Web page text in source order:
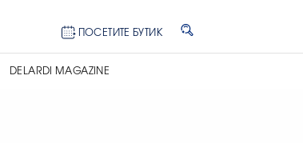
ПОСЕТИТЕ БУТИК
DELARDI MAGAZINE